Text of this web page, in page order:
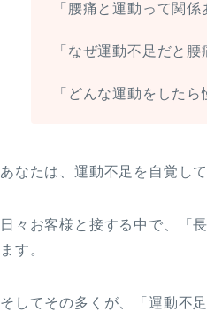
「腰痛と運動って関係
「なぜ運動不足だと腰
「どんな運動をした
あなたは、運動不足を自覚し
日々お客様と接する中で、「
ます。
そしてその多くが、「運動不